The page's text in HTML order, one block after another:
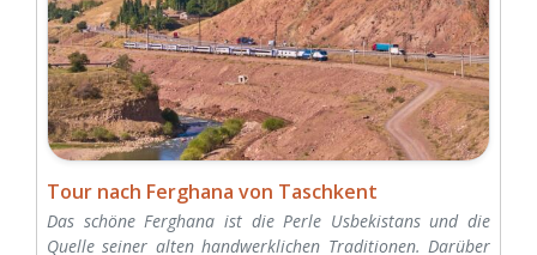
Tour nach Ferghana von Taschkent
Das schöne Ferghana ist die Perle Usbekistans und die
Quelle seiner alten handwerklichen Traditionen. Darüber